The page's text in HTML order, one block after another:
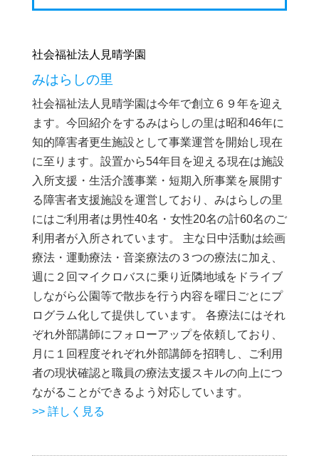
社会福祉法人見晴学園
みはらしの里
社会福祉法人見晴学園は今年で創立６９年を迎え
ます。今回紹介をするみはらしの里は昭和46年に
知的障害者更生施設として事業運営を開始し現在
に至ります。設置から54年目を迎える現在は施設
入所支援・生活介護事業・短期入所事業を展開す
る障害者支援施設を運営しており、みはらしの里
にはご利用者は男性40名・女性20名の計60名のご
利用者が入所されています。 主な日中活動は絵画
療法・運動療法・音楽療法の３つの療法に加え、
週に２回マイクロバスに乗り近隣地域をドライブ
しながら公園等で散歩を行う内容を曜日ごとにプ
ログラム化して提供しています。 各療法にはそれ
ぞれ外部講師にフォローアップを依頼しており、
月に１回程度それぞれ外部講師を招聘し、ご利用
者の現状確認と職員の療法支援スキルの向上につ
ながることができるよう対応しています。
>> 詳しく見る